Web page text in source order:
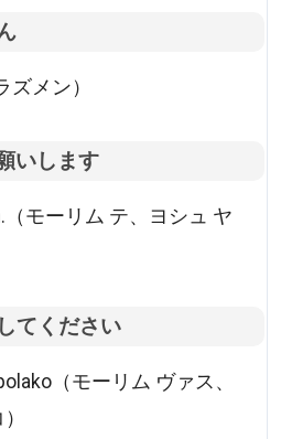
ズメン）
いします
モーリム テ、ヨシュ ヤ
てください
（モーリム ヴァス、